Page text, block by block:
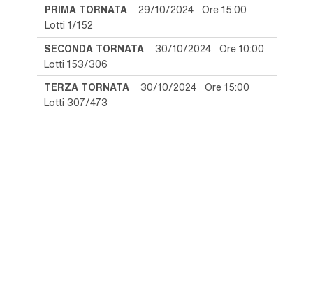
PRIMA TORNATA29/10/2024 Ore 15:00
Lotti 1/152
SECONDA TORNATA30/10/2024 Ore 10:00
Lotti 153/306
TERZA TORNATA30/10/2024 Ore 15:00
Lotti 307/473